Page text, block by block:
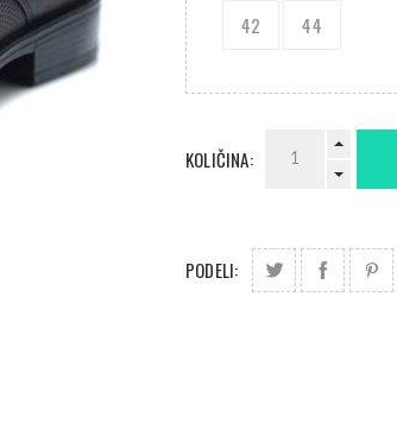
42 44
KOLIČINA:
PODELI: